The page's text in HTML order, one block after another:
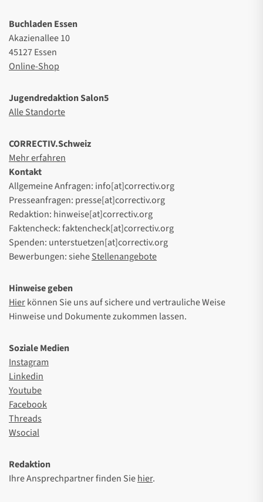
Buchladen Essen
Akazienallee 10
45127 Essen
Online-Shop
Jugendredaktion Salon5
Alle Standorte
CORRECTIV.Schweiz
Mehr erfahren
Kontakt
Allgemeine Anfragen: info[at]correctiv.org
Presseanfragen: presse[at]correctiv.org
Redaktion: hinweise[at]correctiv.org
Faktencheck: faktencheck[at]correctiv.org
Spenden: unterstuetzen[at]correctiv.org
Bewerbungen: sieheStellenangebote
Hinweise geben
Hierkönnen Sie uns auf sichere und vertrauliche Weise
Hinweise und Dokumente zukommen lassen.
Soziale Medien
Instagram
Linkedin
Youtube
Facebook
Threads
Wsocial
Redaktion
Ihre Ansprechpartner finden Siehier.